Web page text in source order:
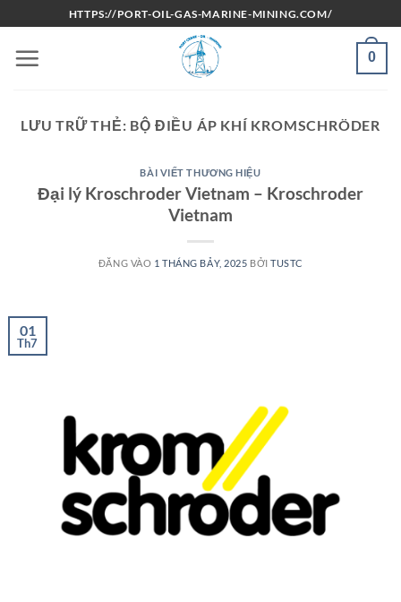
qua
nội
HTTPS://PORT-OIL-GAS-MARINE-MINING.COM/
0
LƯU TRỮ THẺ: BỘ ĐIỀU ÁP KHÍ KROMSCHRÖDER
BÀI VIẾT THƯƠNG HIỆU
Đại lý Kroschroder Vietnam – Kroschroder
Vietnam
ĐĂNG VÀO 1 THÁNG BẢY, 2025 BỞITUSTC
01
Th7